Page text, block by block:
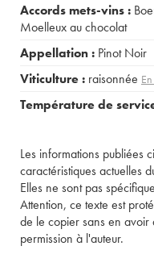
Accords mets-vins :
Moelleux au chocolat
Appellation : Pinot Noir
Viticulture : raisonnée
Température de
Les informations publiées
caractéristiques actuelles
Elles ne sont pas
Attention, ce texte est
de le copier sans en
permission à l'auteur.